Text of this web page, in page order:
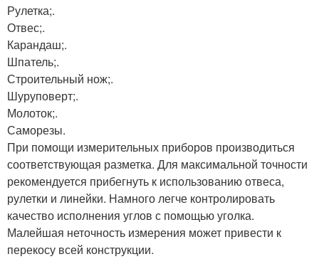
Рулетка;.
Отвес;.
Карандаш;.
Шпатель;.
Строительный нож;.
Шуруповерт;.
Молоток;.
Саморезы.
При помощи измерительных приборов производиться
соответствующая разметка. Для максимальной точности
рекомендуется прибегнуть к использованию отвеса,
рулетки и линейки. Намного легче контролировать
качество исполнения углов с помощью уголка.
Малейшая неточность измерения может привести к
перекосу всей конструкции.